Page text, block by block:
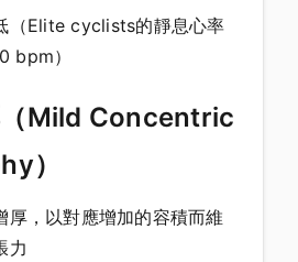
（Elite cyclists的靜息心率
bpm）
（Mild Concentric
）
厚，以對應增加的容積而維
力